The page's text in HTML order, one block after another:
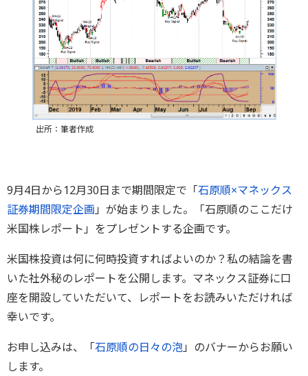
出所：筆者作成
9月4日から12月30日まで期間限定で「石原順×マネックス
証券期間限定企画 」が始まりました。「石原順のここだけ
米国株レポート」をプレゼントする企画です。
米国株投資は何に何時投資すればよいのか？私の結論を書
いた社外秘のレポートを公開します。マネックス証券に口
座を開設していただいて、レポートをお読みいただければ
幸いです。
お申し込みは、「石原順の日々の泡」のバナーからお願い
します。